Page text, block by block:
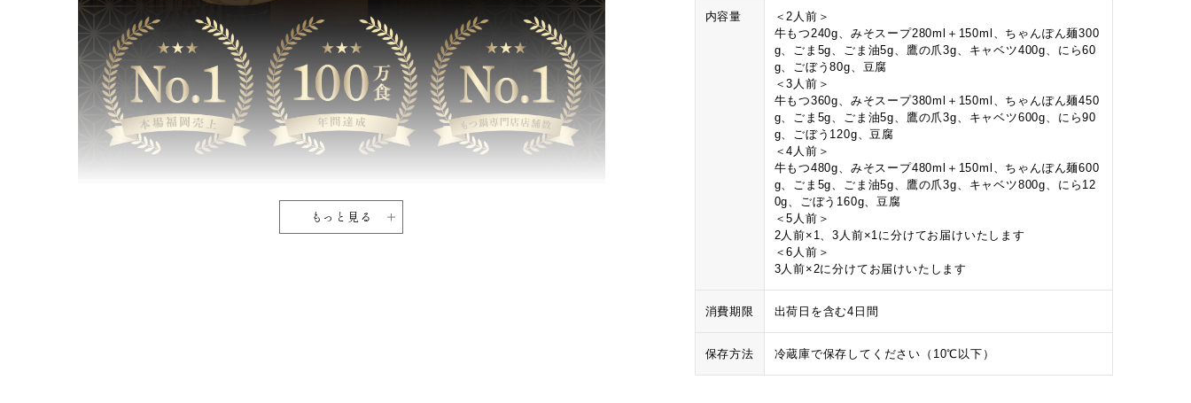
もっと見る
内容量
＜2人前＞
牛もつ240g、みそスープ280ml＋150ml、ちゃんぽん麺300
g、ごま5g、ごま油5g、鷹の爪3g、キャベツ400g、にら60
g、ごぼう80g、豆腐
＜3人前＞
牛もつ360g、みそスープ380ml＋150ml、ちゃんぽん麺450
g、ごま5g、ごま油5g、鷹の爪3g、キャベツ600g、にら90
g、ごぼう120g、豆腐
＜4人前＞
牛もつ480g、みそスープ480ml＋150ml、ちゃんぽん麺600
g、ごま5g、ごま油5g、鷹の爪3g、キャベツ800g、にら12
0g、ごぼう160g、豆腐
＜5人前＞
2人前×1、3人前×1に分けてお届けいたします
＜6人前＞
3人前×2に分けてお届けいたします
消費期限 出荷日を含む4日間
保存方法 冷蔵庫で保存してください（10℃以下）